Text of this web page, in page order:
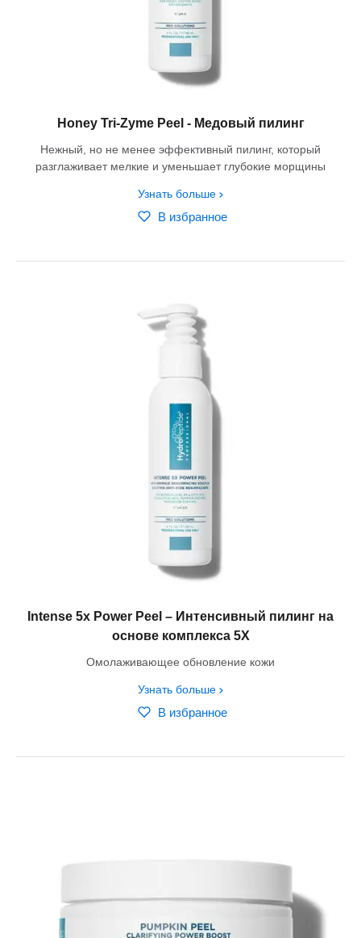
Honey Tri-Zyme Peel - Медовый пилинг
Нежный, но не менее эффективный пилинг, который
разглаживает мелкие и уменьшает глубокие морщины
Узнать больше
В избранное
Intense 5x Power Peel – Интенсивный пилинг на
основе комплекса 5X
Омолаживающее обновление кожи
Узнать больше
В избранное